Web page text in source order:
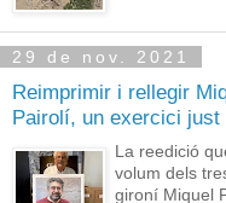
29 de nov. 2021
Reimprimir i rellegir
Pairolí, un exercici just
La reedició
volum dels
gironí Miquel